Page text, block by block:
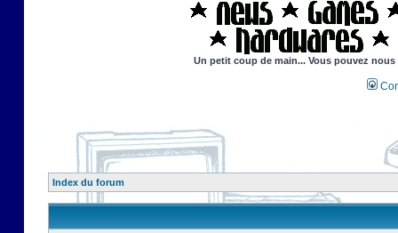
Un petit coup de main... Vous pouvez
Index du forum